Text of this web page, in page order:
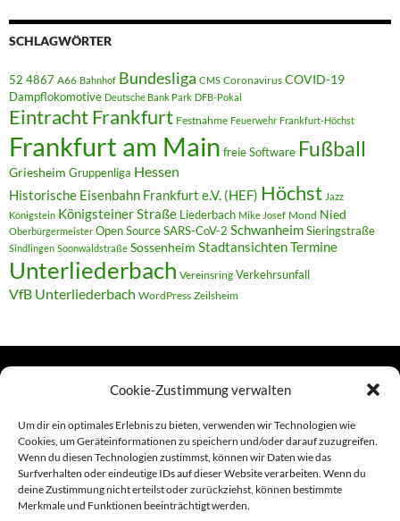
Cookie-Zustimmung verwalten
Um dir ein optimales Erlebnis zu bieten, verwenden wir Technologien wie
Cookies, um Geräteinformationen zu speichern und/oder darauf zuzugreifen.
Wenn du diesen Technologien zustimmst, können wir Daten wie das
Surfverhalten oder eindeutige IDs auf dieser Website verarbeiten. Wenn du
deine Zustimmung nicht erteilst oder zurückziehst, können bestimmte
Merkmale und Funktionen beeinträchtigt werden.
SCHLAGWÖRTER
52 4867 A66 Bahnhof Bundesliga CMS Coronavirus COVID-19
Dampflokomotive Deutsche Bank Park DFB-Pokal
Eintracht Frankfurt Festnahme Feuerwehr Frankfurt-Höchst
Frankfurt am Main freie Software Fußball
Griesheim Gruppenliga Hessen
Historische Eisenbahn Frankfurt e.V. (HEF) Höchst Jazz
Königstein Königsteiner Straße Liederbach Mike Josef Mond Nied
Oberbürgermeister Open SourceSARS-CoV-2 SchwanheimSieringstraße
Sindlingen Soonwaldstraße Sossenheim StadtansichtenTermine
Unterliederbach Vereinsring Verkehrsunfall
VfB Unterliederbach WordPress Zeilsheim
Links
Amiga (alt in Seite)